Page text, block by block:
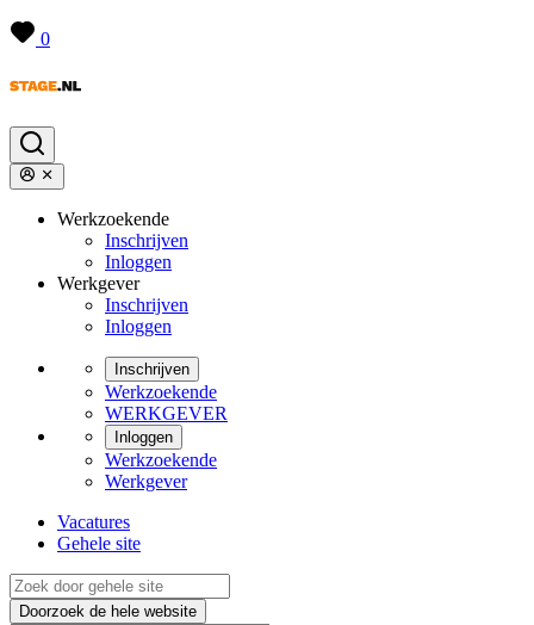
0
Werkzoekende
Inschrijven
Inloggen
Werkgever
Inschrijven
Inloggen
Inschrijven
Werkzoekende
WERKGEVER
Inloggen
Werkzoekende
Werkgever
Vacatures
Gehele site